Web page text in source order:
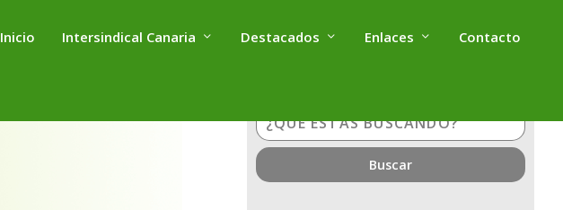
Inicio Intersindical Canaria Destacados Enlaces Contacto
estás
buscando?